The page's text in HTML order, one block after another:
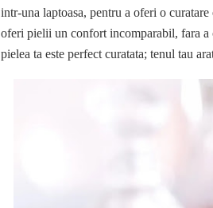
intr-una laptoasa, pentru a oferi o
oferi pielii un confort incomparabil, fara a
pielea ta este perfect curatata; tenul tau